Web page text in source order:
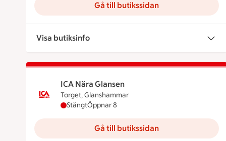
Gå till butikssidan
Visa butiksinfo
ICA Nära Glansen
Torget, Glanshammar
ICA Nära Glansen har stängt, öppnar klockan
StängtÖppnar 8
Gå till butikssidan